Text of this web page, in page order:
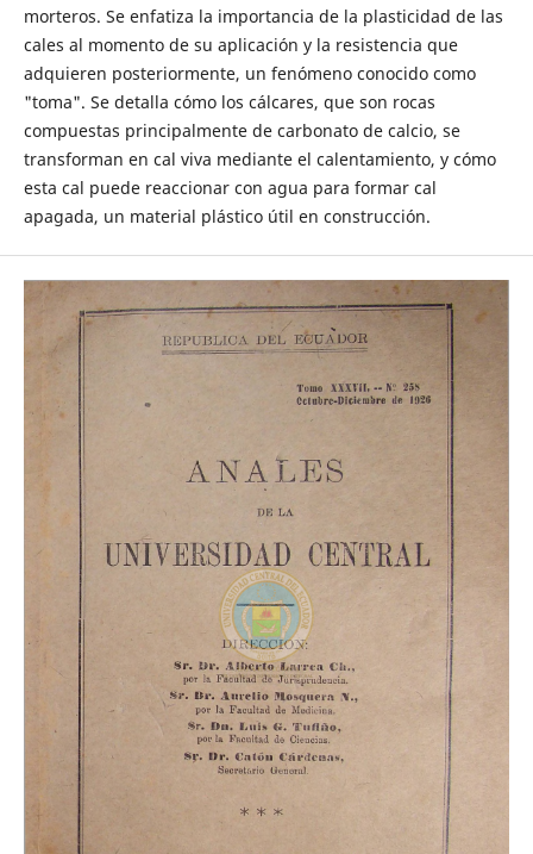
morteros. Se enfatiza la importancia de la plasticidad de las
cales al momento de su aplicación y la resistencia que
adquieren posteriormente, un fenómeno conocido como
"toma". Se detalla cómo los cálcares, que son rocas
compuestas principalmente de carbonato de calcio, se
transforman en cal viva mediante el calentamiento, y cómo
esta cal puede reaccionar con agua para formar cal
apagada, un material plástico útil en construcción.